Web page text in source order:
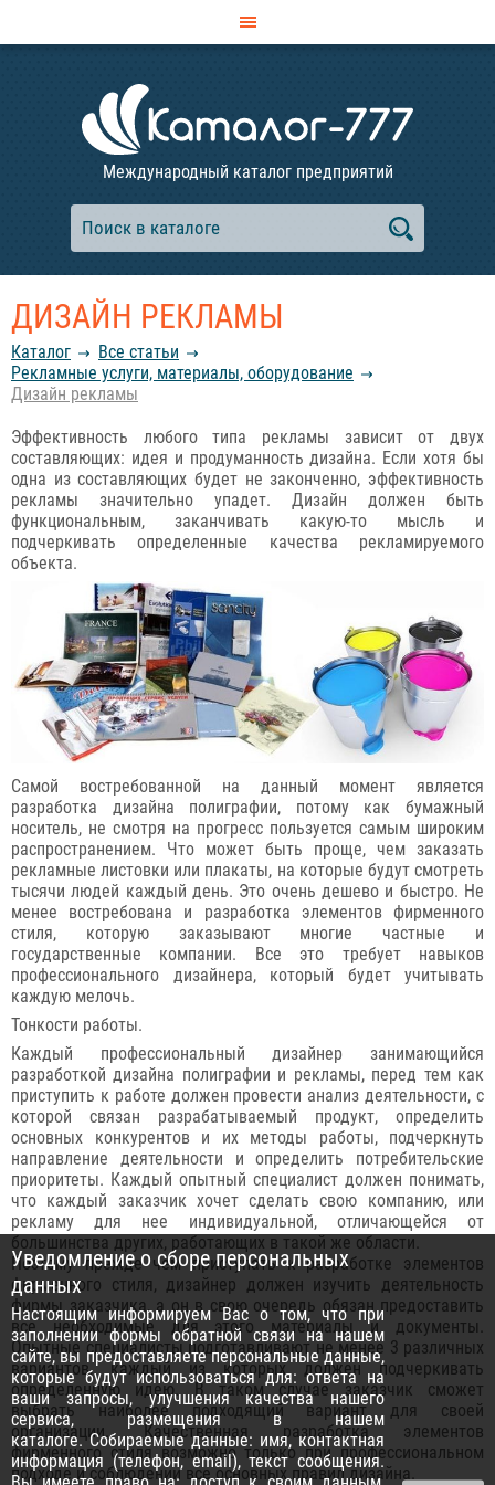
Международный каталог предприятий
ДИЗАЙН РЕКЛАМЫ
Каталог
Все статьи
Рекламные услуги, материалы, оборудование
Дизайн рекламы
Эффективность любого типа рекламы зависит от двух
составляющих: идея и продуманность дизайна. Если хотя бы
одна из составляющих будет не законченно, эффективность
рекламы значительно упадет. Дизайн должен быть
функциональным, заканчивать какую-то мысль и
подчеркивать определенные качества рекламируемого
объекта.
Самой востребованной на данный момент является
разработка дизайна полиграфии, потому как бумажный
носитель, не смотря на прогресс пользуется самым широким
распространением. Что может быть проще, чем заказать
рекламные листовки или плакаты, на которые будут смотреть
тысячи людей каждый день. Это очень дешево и быстро. Не
менее востребована и разработка элементов фирменного
стиля, которую заказывают многие частные и
государственные компании. Все это требует навыков
профессионального дизайнера, который будет учитывать
каждую мелочь.
Тонкости работы.
Каждый профессиональный дизайнер занимающийся
разработкой дизайна полиграфии и рекламы, перед тем как
приступить к работе должен провести анализ деятельности, с
которой связан разрабатываемый продукт, определить
основных конкурентов и их методы работы, подчеркнуть
направление деятельности и определить потребительские
приоритеты. Каждый опытный специалист должен понимать,
что каждый заказчик хочет сделать свою компанию, или
рекламу для нее индивидуальной, отличающейся от
большинства других, работающих в такой же области.
Поэтому прежде чем приступать к разработке элементов
фирменного стиля, дизайнер должен изучить деятельность
фирмы заказчика, а он в свою очередь обязан предоставить
все необходимые для этого материалы и документы.
Опытные специалисты подготавливают не менее 3 различных
вариантов, каждый из которых должен подчеркивать
определенную идею. В таком случае заказчик сможет
выбрать наиболее подходящий вариант для своей
организации. Качественная разработка элементов
фирменного стиля возможно только при профессиональном
подходе и соблюдении все основных правил дизайна.
Уведомление о сборе персональных
данных
Настоящим информируем Вас о том, что при
заполнении формы обратной связи на нашем
сайте, вы предоставляете персональные данные,
которые будут использоваться для: ответа на
ваши запросы, улучшения качества нашего
сервиса, размещения в нашем
каталоге. Собираемые данные: имя, контактная
информация (телефон, email), текст сообщения.